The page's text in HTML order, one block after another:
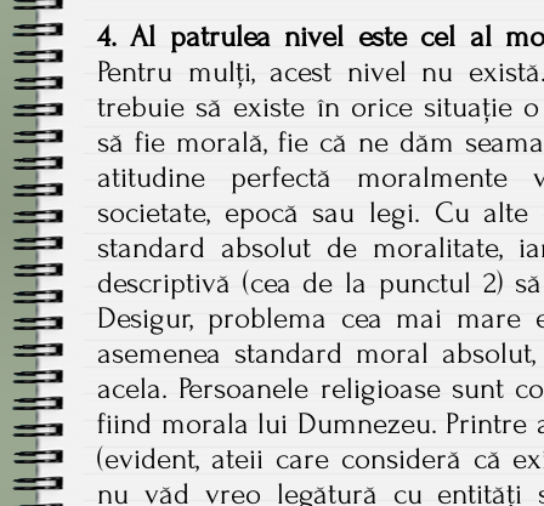
4. Al patrulea nivel este cel al
Pentru mulți, acest nivel nu
trebuie să existe în orice situație
să fie morală, fie că ne dăm
atitudine perfectă moralmente
societate, epocă sau legi. Cu
standard absolut de moralitate,
descriptivă (cea de la punctul 2)
Desigur, problema cea mai mare
asemenea standard moral
acela. Persoanele religioase sunt
fiind morala lui Dumnezeu. Printre
(evident, ateii care consideră că
nu văd vreo legătură cu entități